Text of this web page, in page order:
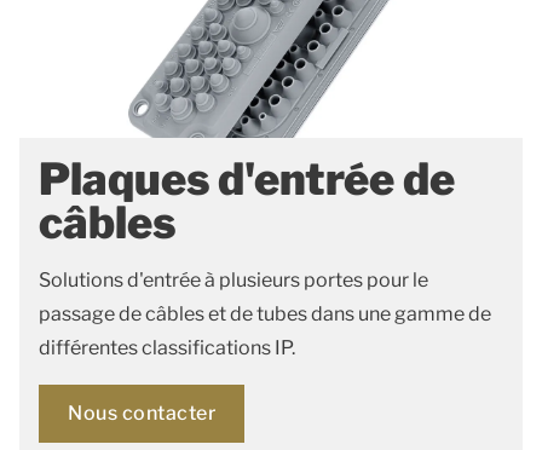
Plaques d'entrée de
câbles
Solutions d'entrée à plusieurs portes pour le
passage de câbles et de tubes dans une gamme de
différentes classifications IP.
Nous contacter